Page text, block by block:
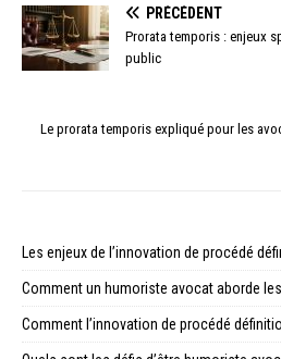
PRÉCÉDENT
Prorata temporis : enjeux
public
Le prorata temporis expliqué pour les
Les enjeux de l’innovation de procédé
Comment un humoriste avocat aborde
Comment l’innovation de procédé